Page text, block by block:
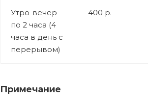
Утро-вечер
по 2 часа (4
часа в день с
перерывом)
400 р.
Примечание